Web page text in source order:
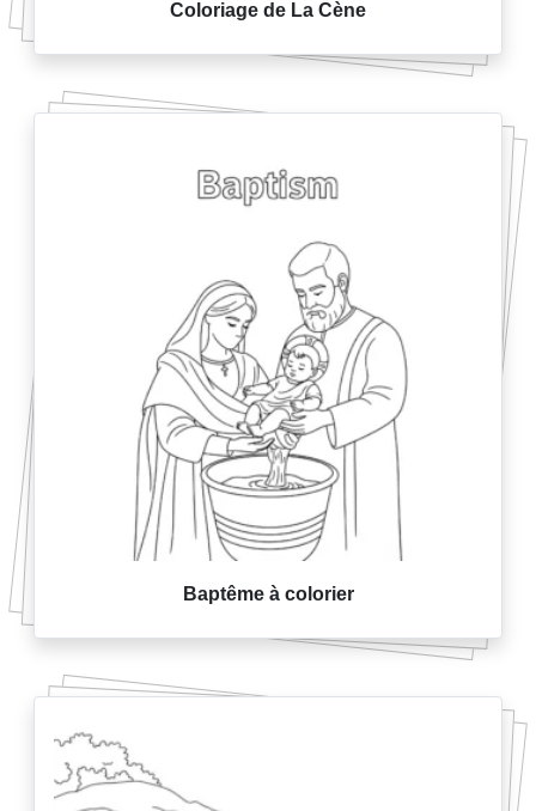
Coloriage de La Cène
Baptême à colorier